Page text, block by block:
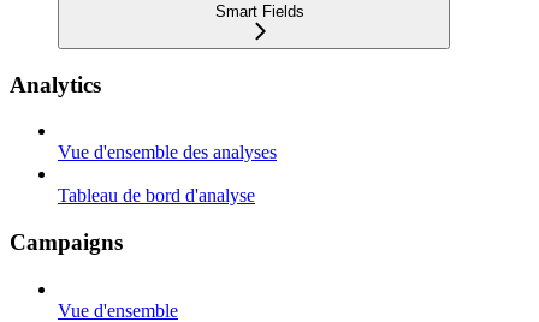
Smart Fields
Analytics
Vue d'ensemble des analyses
Tableau de bord d'analyse
Campaigns
Vue d'ensemble